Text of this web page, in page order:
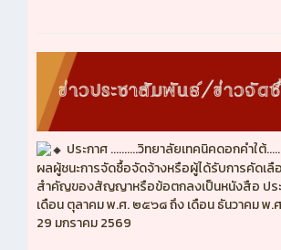
ประกาศ ..........วิทยาลัยเทคนิคดอกคำใต้
ผลผู้ชนะการจัดซื้อจัดจ้างหรือผู้ได้รับการคัดเลื
สำคัญของสัญญาหรือข้อตกลงเป็นหนังสือ ประ
เดือน ตุลาคม พ.ศ. ๒๕๖๘ ถึง เดือน ธันวาคม พ
29 มกราคม 2569